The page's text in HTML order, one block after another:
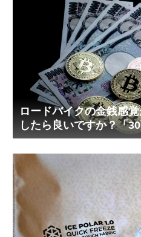
ロードバイクの金銭感
したら良いですか？「